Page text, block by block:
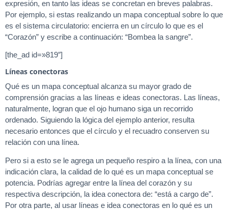
expresión, en tanto las ideas se concretan en breves palabras.
Por ejemplo, si estas realizando un mapa conceptual sobre lo que
es el sistema circulatorio: encierra en un círculo lo que es el
“Corazón” y escribe a continuación: “Bombea la sangre”.
[the_ad id=»819″]
Líneas conectoras
Qué es un mapa conceptual alcanza su mayor grado de
comprensión gracias a las líneas e ideas conectoras. Las líneas,
naturalmente, logran que el ojo humano siga un recorrido
ordenado. Siguiendo la lógica del ejemplo anterior, resulta
necesario entonces que el círculo y el recuadro conserven su
relación con una línea.
Pero si a esto se le agrega un pequeño respiro a la línea, con una
indicación clara, la calidad de lo qué es un mapa conceptual se
potencia. Podrías agregar entre la línea del corazón y su
respectiva descripción, la idea conectora de: “está a cargo de”.
Por otra parte, al usar líneas e idea conectoras en lo qué es un